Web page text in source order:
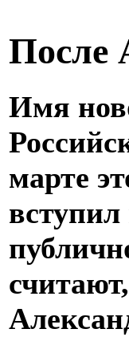
После
Имя
марте